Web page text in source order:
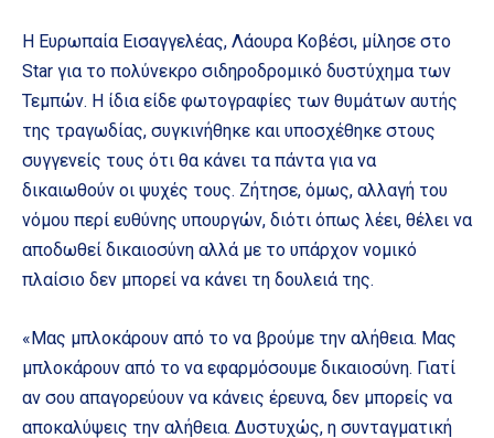
Η Ευρωπαία Εισαγγελέας, Λάουρα Κοβέσι, μίλησε στο
Star για το πολύνεκρο σιδηροδρομικό δυστύχημα των
Τεμπών. Η ίδια είδε φωτογραφίες των θυμάτων αυτής
της τραγωδίας, συγκινήθηκε και υποσχέθηκε στους
συγγενείς τους ότι θα κάνει τα πάντα για να
δικαιωθούν οι ψυχές τους. Ζήτησε, όμως, αλλαγή του
νόμου περί ευθύνης υπουργών, διότι όπως λέει, θέλει να
αποδωθεί δικαιοσύνη αλλά με το υπάρχον νομικό
πλαίσιο δεν μπορεί να κάνει τη δουλειά της.
«Μας μπλοκάρουν από το να βρούμε την αλήθεια. Μας
μπλοκάρουν από το να εφαρμόσουμε δικαιοσύνη. Γιατί
αν σου απαγορεύουν να κάνεις έρευνα, δεν μπορείς να
αποκαλύψεις την αλήθεια. Δυστυχώς, η συνταγματική